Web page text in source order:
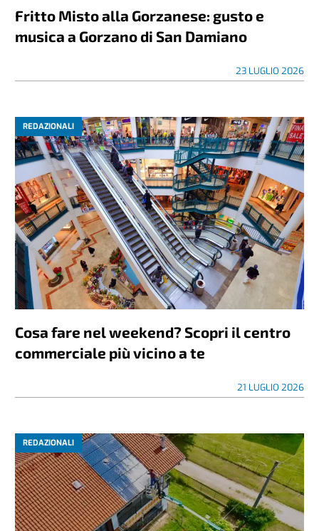
Fritto Misto alla Gorzanese: gusto e
musica a Gorzano di San Damiano
23 LUGLIO 2026
REDAZIONALI
Cosa fare nel weekend? Scopri il centro
commerciale più vicino a te
21 LUGLIO 2026
REDAZIONALI